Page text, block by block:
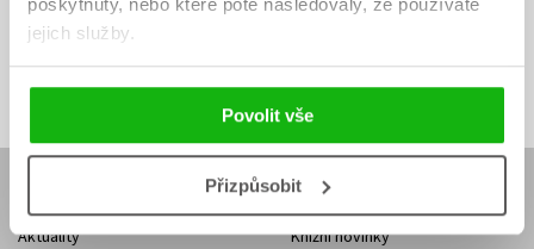
jejich služby.
Povolit vše
Přizpůsobit
mailových novineksouhlasíte se zpracováním osobních údajů.
mailová
adresa
mailová
adresa
Vaše e-mailová adresa Přihlásit se
Aktuality
Knižní novinky